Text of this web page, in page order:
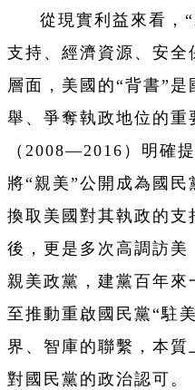
從現實利益來看，
支持、經濟資源、安
層面，美國的“背書”
舉、爭奪執政地位的重
（2008—2016）明確
將“親美”公開成為國
換取美國對其執政的支
後，更是多次高調訪美
親美政黨，建黨百年來
至推動重啟國民黨“駐
界、智庫的聯繫，本質
對國民黨的政治認可。